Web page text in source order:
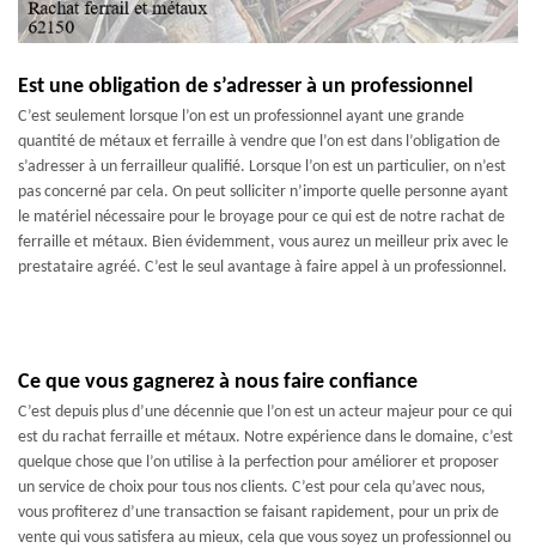
Est une obligation de s’adresser à un professionnel
C’est seulement lorsque l’on est un professionnel ayant une grande
quantité de métaux et ferraille à vendre que l’on est dans l’obligation de
s’adresser à un ferrailleur qualifié. Lorsque l’on est un particulier, on n’est
pas concerné par cela. On peut solliciter n’importe quelle personne ayant
le matériel nécessaire pour le broyage pour ce qui est de notre rachat de
ferraille et métaux. Bien évidemment, vous aurez un meilleur prix avec le
prestataire agréé. C’est le seul avantage à faire appel à un professionnel.
Ce que vous gagnerez à nous faire confiance
C’est depuis plus d’une décennie que l’on est un acteur majeur pour ce qui
est du rachat ferraille et métaux. Notre expérience dans le domaine, c’est
quelque chose que l’on utilise à la perfection pour améliorer et proposer
un service de choix pour tous nos clients. C’est pour cela qu’avec nous,
vous profiterez d’une transaction se faisant rapidement, pour un prix de
vente qui vous satisfera au mieux, cela que vous soyez un professionnel ou